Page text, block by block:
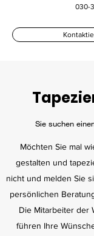
030-
Sie suchen
Möchten Sie mal
gestalten und
nicht und melden Sie
persönlichen
Die Mitarbeiter der
führen Ihre